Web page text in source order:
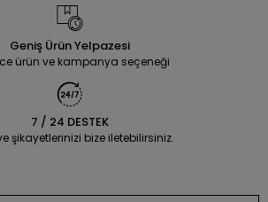
Geniş Ürün Yelpazesi
ürün ve kampanya seçeneği
7 / 24 DESTEK
şikayetlerinizi bize iletebilirsiniz.